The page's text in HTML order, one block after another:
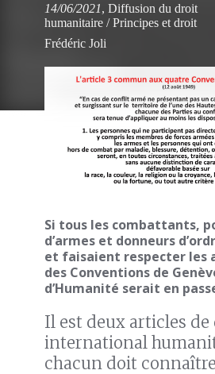
14/06/2021, Diffusion du droit
humanitaire /Principes et droit
Frédéric Joli
Si tous les combattants,
d’armes et donneurs
et faisaient respecter les
des Conventions de
d’Humanité serait en
Il est deux articles de
international
chacun doit